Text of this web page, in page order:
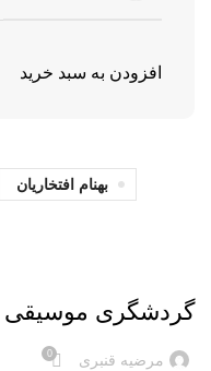
افزودن به سبد خرید
بهنام افتخاریان
گردشگری
مرضیه قنبری 0